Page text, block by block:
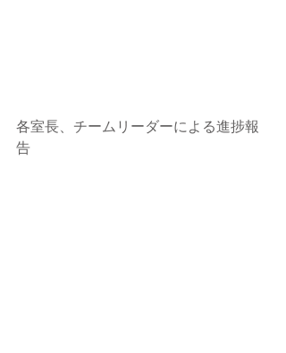
各室長、チームリーダーによる進捗報
告